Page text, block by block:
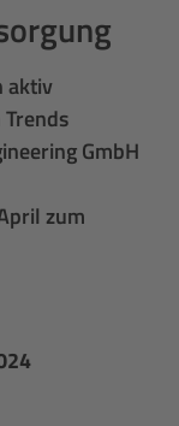
aktiv
GmbH
zum